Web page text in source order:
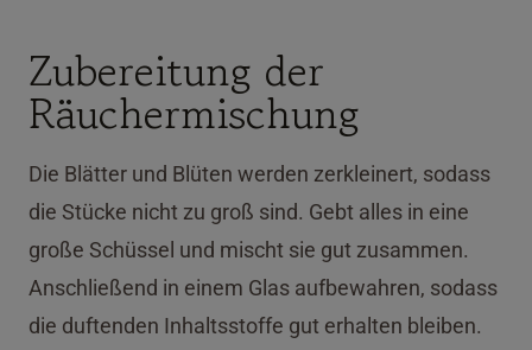
Zubereitung der
Räuchermischung
Die Blätter und Blüten werden zerkleinert, sodass
die Stücke nicht zu groß sind. Gebt alles in eine
große Schüssel und mischt sie gut zusammen.
Anschließend in einem Glas aufbewahren, sodass
die duftenden Inhaltsstoffe gut erhalten bleiben.